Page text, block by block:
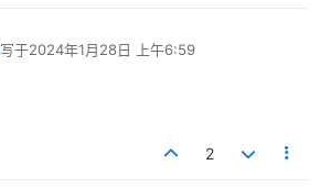
写于2024年1月28日 上午6:59
最后由 编辑
2